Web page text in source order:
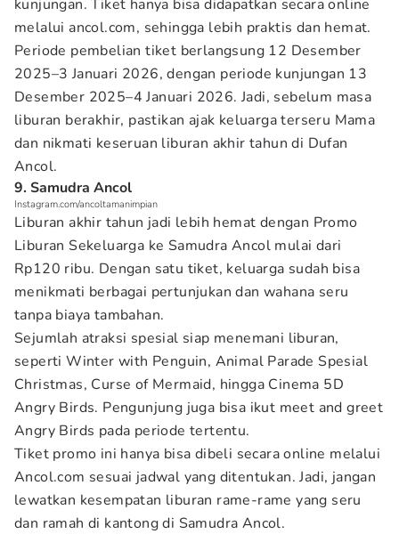
kunjungan. Tiket hanya bisa didapatkan secara online
melalui ancol.com, sehingga lebih praktis dan hemat.
Periode pembelian tiket berlangsung 12 Desember
2025–3 Januari 2026, dengan periode kunjungan 13
Desember 2025–4 Januari 2026. Jadi, sebelum masa
liburan berakhir, pastikan ajak keluarga terseru Mama
dan nikmati keseruan liburan akhir tahun di Dufan
Ancol.
9. Samudra Ancol
Instagram.com/ancoltamanimpian
Liburan akhir tahun jadi lebih hemat dengan Promo
Liburan Sekeluarga ke Samudra Ancol mulai dari
Rp120 ribu. Dengan satu tiket, keluarga sudah bisa
menikmati berbagai pertunjukan dan wahana seru
tanpa biaya tambahan.
Sejumlah atraksi spesial siap menemani liburan,
seperti Winter with Penguin, Animal Parade Spesial
Christmas, Curse of Mermaid, hingga Cinema 5D
Angry Birds. Pengunjung juga bisa ikut meet and greet
Angry Birds pada periode tertentu.
Tiket promo ini hanya bisa dibeli secara online melalui
Ancol.com sesuai jadwal yang ditentukan. Jadi, jangan
lewatkan kesempatan liburan rame-rame yang seru
dan ramah di kantong di Samudra Ancol.